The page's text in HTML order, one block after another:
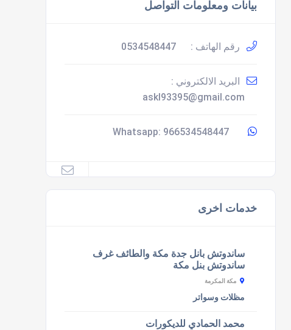
بيانات ومعلومات التواصل
رقم الهاتف : 0534548447
البريد الالكتروني :
askl93395@gmail.com
966534548447
خدمات اخرى
ساندوتش بانل جدة مكة والطائف غرف
ساندوتش بنل مكة
مكة المكرمة
مظلات وسواتر
محمد الحمادي للديكورات